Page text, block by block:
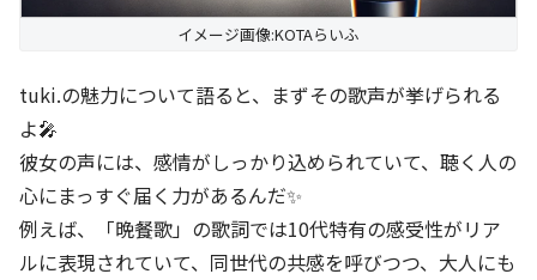
イメージ画像:KOTAらいふ
tuki.の魅力について語ると、まずその歌声が挙げられる
よ🎤
彼女の声には、感情がしっかり込められていて、聴く人の
心にまっすぐ届く力があるんだ✨
例えば、「晩餐歌」の歌詞では10代特有の感受性がリア
ルに表現されていて、同世代の共感を呼びつつ、大人にも